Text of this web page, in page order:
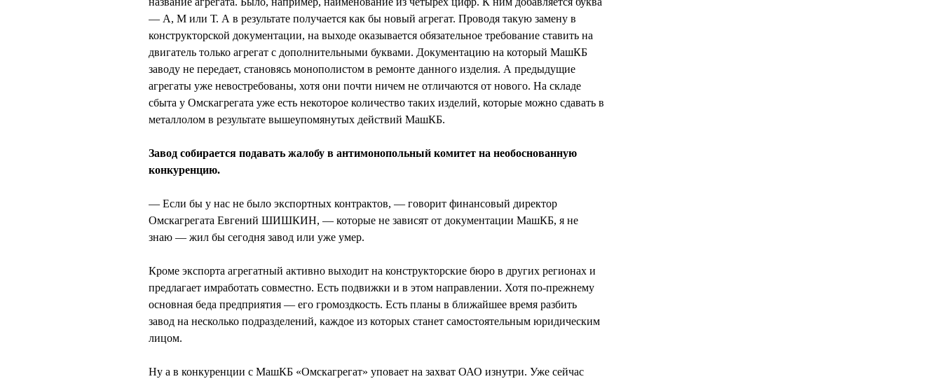
— А, М или Т. А в результате получается как бы новый агрегат. Проводя такую замену в
конструкторской документации, на выходе оказывается обязательное требование ставить на
двигатель только агрегат с дополнительными буквами. Документацию на который МашКБ
заводу не передает, становясь монополистом в ремонте данного изделия. А предыдущие
агрегаты уже невостребованы, хотя они почти ничем не отличаются от нового. На складе
сбыта у Омскагрегата уже есть некоторое количество таких изделий, которые можно сдавать в
металлолом в результате вышеупомянутых действий МашКБ.
Завод собирается подавать жалобу в антимонопольный комитет на необоснованную
конкуренцию.
— Если бы у нас не было экспортных контрактов, — говорит финансовый директор
Омскагрегата Евгений ШИШКИН, — которые не зависят от документации МашКБ, я не
знаю — жил бы сегодня завод или уже умер.
Кроме экспорта агрегатный активно выходит на конструкторские бюро в других регионах и
предлагает имработать совместно. Есть подвижки и в этом направлении. Хотя по-прежнему
основная беда предприятия — его громоздкость. Есть планы в ближайшее время разбить
завод на несколько подразделений, каждое из которых станет самостоятельным юридическим
лицом.
Ну а в конкуренции с МашКБ «Омскагрегат» уповает на захват ОАО изнутри. Уже сейчас